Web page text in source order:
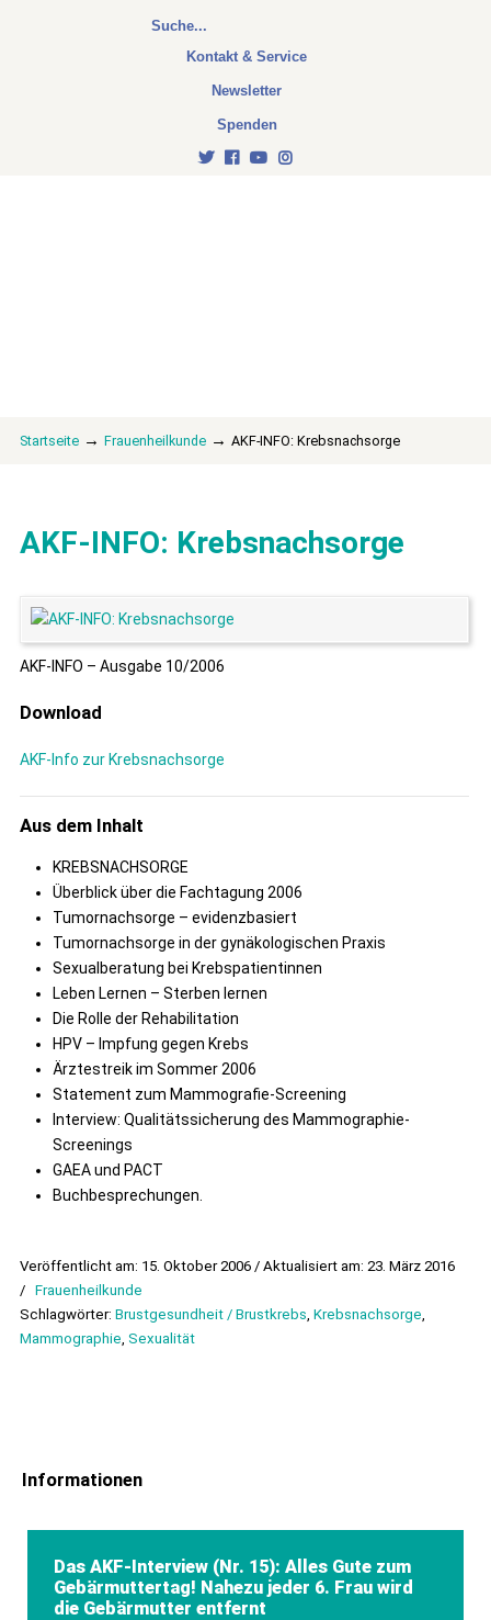
Kontakt & Service
Newsletter
Spenden
Startseite → Frauenheilkunde → AKF-INFO: Krebsnachsorge
AKF-INFO: Krebsnachsorge
AKF-INFO – Ausgabe 10/2006
Download
AKF-Info zur Krebsnachsorge
Aus dem Inhalt
KREBSNACHSORGE
Überblick über die Fachtagung 2006
Tumornachsorge – evidenzbasiert
Tumornachsorge in der gynäkologischen Praxis
Sexualberatung bei Krebspatientinnen
Leben Lernen – Sterben lernen
Die Rolle der Rehabilitation
HPV – Impfung gegen Krebs
Ärztestreik im Sommer 2006
Statement zum Mammografie-Screening
Interview: Qualitätssicherung des Mammographie-
Screenings
GAEA und PACT
Buchbesprechungen.
Veröffentlicht am: 15. Oktober 2006 / Aktualisiert am: 23. März 2016
/ Frauenheilkunde
Schlagwörter: Brustgesundheit / Brustkrebs, Krebsnachsorge,
Mammographie, Sexualität
Informationen
Das AKF-Interview (Nr. 15): Alles Gute zum
Gebärmuttertag! Nahezu jeder 6. Frau wird
die Gebärmutter entfernt